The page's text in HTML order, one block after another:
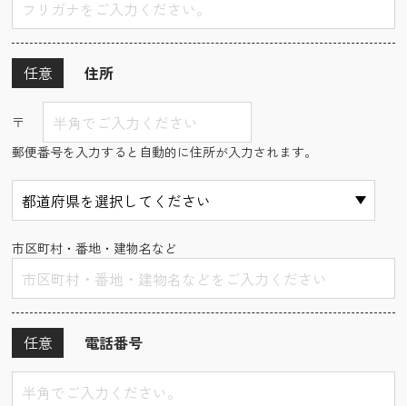
住所
任意
〒
郵便番号を入力すると自動的に住所が入力されます。
市区町村・番地・建物名など
電話番号
任意